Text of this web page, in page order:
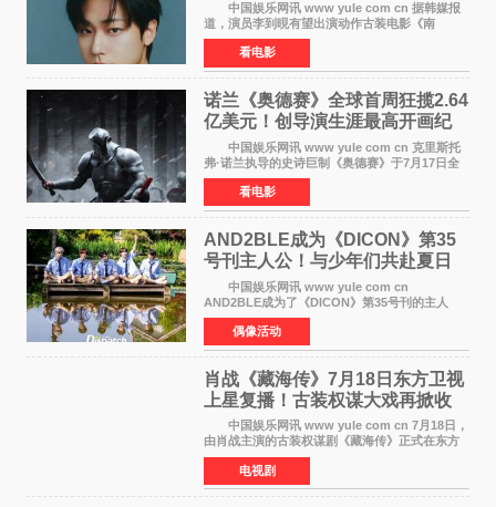
中国娱乐网讯 www yule com cn 据韩媒报
道，演员李到晛有望出演动作古装电影《南
伐》，与李秉宪、高允真合作，引发关注。
该片为动作古装片，讲述朝鲜初期，为了解救被
倭寇绑走的俘虏，9
看电影
诺兰《奥德赛》全球首周狂揽2.64
亿美元！创导演生涯最高开画纪
中国娱乐网讯 www yule com cn 克里斯托
弗·诺兰执导的史诗巨制《奥德赛》于7月17日全
球上映，首周末票房表现远超预期——北美首周
三天粗报1 245亿美元（开画3919馆），全球首周
2 641亿美元
看电影
AND2BLE成为《DICON》第35
号刊主人公！与少年们共赴夏日
之约
中国娱乐网讯 www yule com cn
AND2BLE成为了《DICON》第35号刊的主人
公，本期标题为And The Summer。作为出道后
首次担任杂志画报主角的完整体，AND2BLE用清
澈的少年感与全新的夏天相遇了
偶像活动
肖战《藏海传》7月18日东方卫视
上星复播！古装权谋大戏再掀收
视热潮
中国娱乐网讯 www yule com cn 7月18日，
由肖战主演的古装权谋剧《藏海传》正式在东方
卫视上星复播，引发广泛关注。该剧此前已在网
络平台播出，凭借精良制作和紧凑剧情收获不俗
口碑，此次上
电视剧